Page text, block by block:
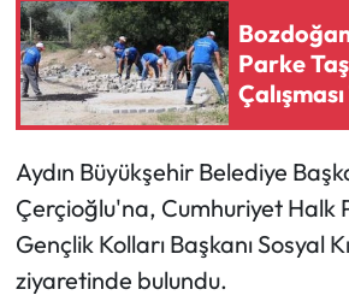
Parke
Aydın Büyükşehir Belediye
Çerçioğlu'na, Cumhuriyet Halk
Gençlik Kolları Başkanı Sosyal
ziyaretinde bulundu.